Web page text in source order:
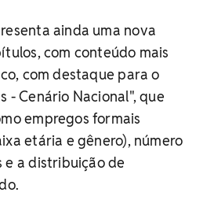
ainda uma nova
com conteúdo mais
com destaque para o
- Cenário Nacional", que
empregos formais
etária e gênero), número
a distribuição de